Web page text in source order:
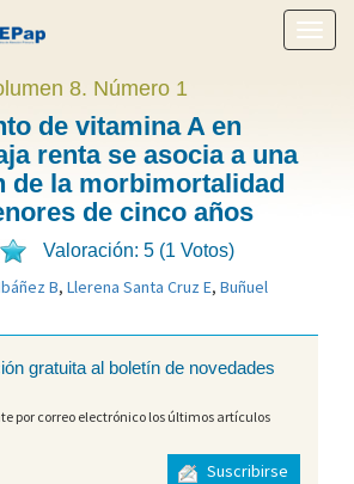
menú
8. Número 1
de vitamina A en
renta se asocia a una
de la morbimortalidad
de cinco años
Valoración: 5 (1 Votos)
B, Llerena Santa Cruz E, Buñuel
gratuita al boletín de novedades
por correo electrónico los últimos artículos
Suscribirse